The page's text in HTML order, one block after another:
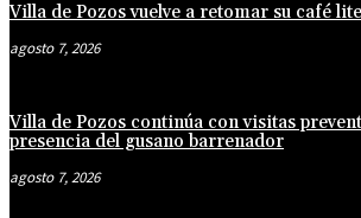
Villa de Pozos vuelve a retomar su café
agosto 7, 2026
Villa de Pozos continúa con visitas
presencia del gusano barrenador
agosto 7, 2026